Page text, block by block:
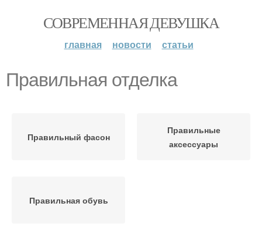
СОВРЕМЕННАЯ ДЕВУШКА
главная новости статьи
Правильная отделка
Правильный фасон
Правильные
аксессуары
Правильная обувь